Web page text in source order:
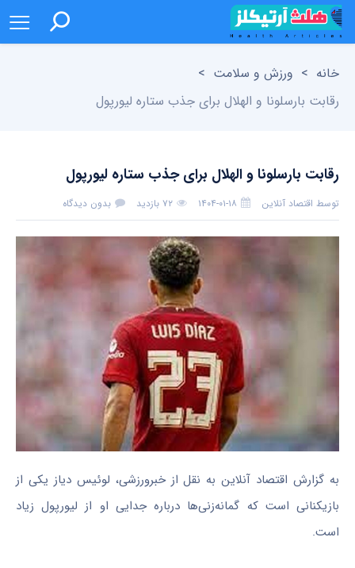
خانه > ورزش و سلامت >
رقابت بارسلونا و الهلال برای جذب ستاره لیورپول
رقابت بارسلونا و الهلال برای جذب ستاره لیورپول
توسط اقتصاد آنلاین ۱۴۰۴-۰۱-۱۸ ۷۲ بازدید بدون دیدگاه
به گزارش اقتصاد آنلاین به نقل از خبرورزشی، لوئیس دیاز یکی از
بازیکنانی است که گمانه‌زنی‌ها درباره جدایی او از لیورپول زیاد
است.